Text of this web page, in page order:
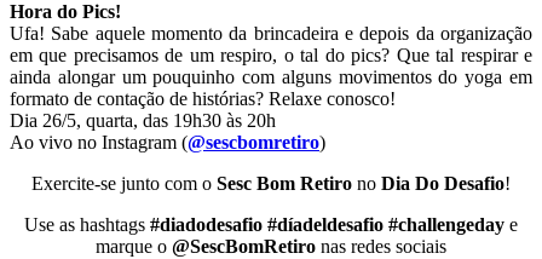
Hora do Pics!
Ufa! Sabe aquele momento da brincadeira e depois da organização
em que precisamos de um respiro, o tal do pics? Que tal respirar e
ainda alongar um pouquinho com alguns movimentos do yoga em
formato de contação de histórias? Relaxe conosco!
Dia 26/5, quarta, das 19h30 às 20h
Ao vivo no Instagram (@sescbomretiro)
Exercite-se junto com o Sesc Bom Retiro no Dia Do Desafio!
Use as hashtags #diadodesafio #díadeldesafio #challengeday e
marque o @SescBomRetiro nas redes sociais